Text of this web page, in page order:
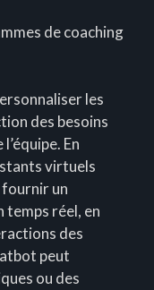
de coaching
les
des besoins
En
virtuels
fournir un
temps réel, en
des
peut
ou des